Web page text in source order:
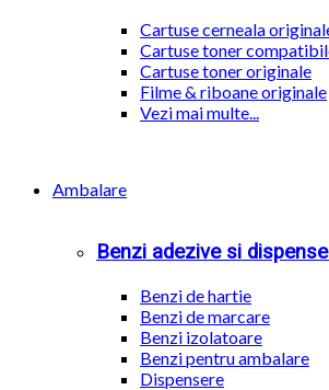
Cartuse cerneala
Cartuse toner
Cartuse toner originale
Filme & riboane originale
Vezi mai multe...
Ambalare
Benzi adezive si
Benzi de hartie
Benzi de marcare
Benzi izolatoare
Benzi pentru ambalare
Dispensere